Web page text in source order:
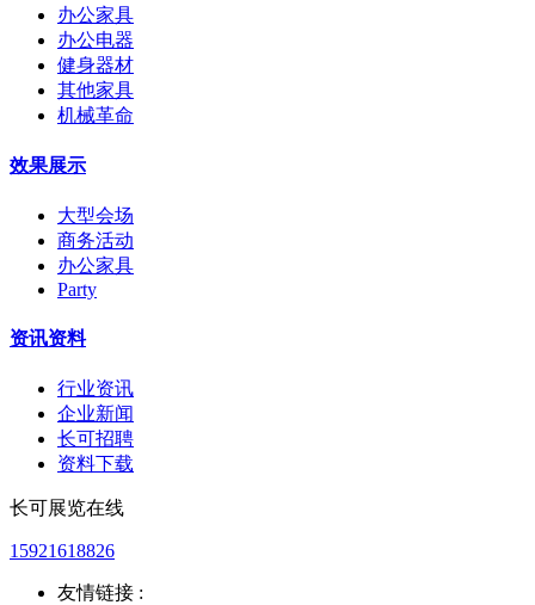
办公家具
办公电器
健身器材
其他家具
机械革命
效果展示
大型会场
商务活动
办公家具
Party
资讯资料
行业资讯
企业新闻
长可招聘
资料下载
长可展览在线
15921618826
友情链接 :